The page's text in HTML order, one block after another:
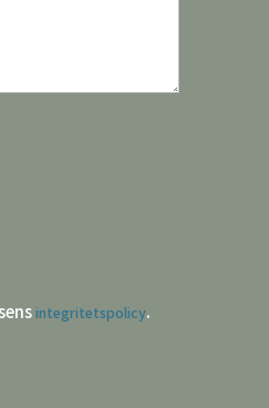
integritetspolicy.